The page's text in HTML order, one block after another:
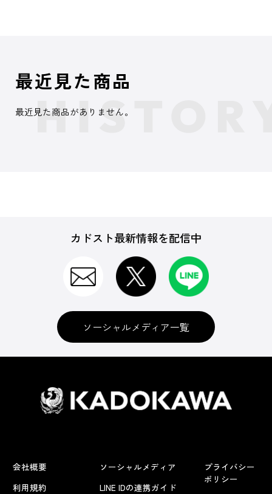
最近見た商品
最近見た商品がありません。
カドスト最新情報を配信中
ソーシャルメディア一覧
会社概要
利用規約
ソーシャルメディア
LINE IDの連携ガイド
プライバシー
ポリシー